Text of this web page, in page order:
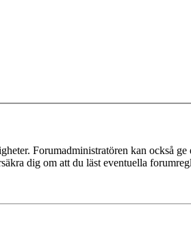
Forumadministratören kan också
dig om att du läst eventuella